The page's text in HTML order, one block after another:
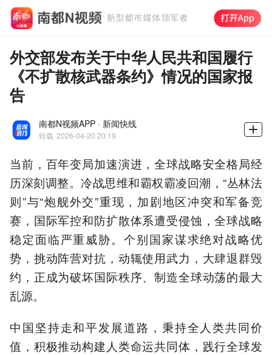
外交部发布关于中华人民共和国履行
《不扩散核武器条约》情况的国家报
告
南都N视频APP · 新闻快线
转载 2026-04-20 20:19
当前，百年变局加速演进，全球战略安全格局经
历深刻调整。冷战思维和霸权霸凌回潮，“丛林法
则”与“炮舰外交”重现，加剧地区冲突和军备竞
赛，国际军控和防扩散体系遭受侵蚀，全球战略
稳定面临严重威胁。个别国家谋求绝对战略优
势，挑动阵营对抗，动辄使用武力，大肆退群毁
约，正成为破坏国际秩序、制造全球动荡的最大
乱源。
中国坚持走和平发展道路，秉持全人类共同价
值，积极推动构建人类命运共同体，践行全球发